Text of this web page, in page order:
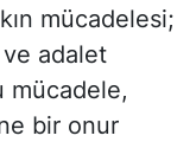
mücadelesi;
adalet
mücadele,
bir onur